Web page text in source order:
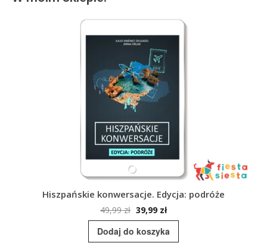
Hiszpańskie konwersacje. Edycja: podróże
49,99zł Pierwotna
cena
wynosiła:
49,99 zł.
39,99 złAktualna
cena
wynosi:
39,99 zł.
Dodaj do koszyka